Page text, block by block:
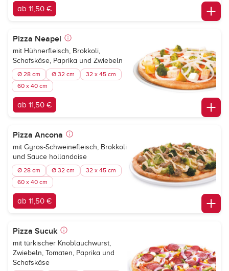
ab 11,50 €
Pizza Neapel
mit Hühnerfleisch, Brokkoli,
Schafskäse, Paprika und Zwiebeln
Ø 28 cm Ø 32 cm
32 x 45 cm
60 x 40 cm
ab 11,50 €
Pizza Ancona
mit Gyros-Schweinefleisch, Brokkoli
und Sauce hollandaise
Ø 28 cm Ø 32 cm
32 x 45 cm
60 x 40 cm
ab 11,50 €
Pizza Sucuk
mit türkischer Knoblauchwurst,
Zwiebeln, Tomaten, Paprika und
Schafskäse